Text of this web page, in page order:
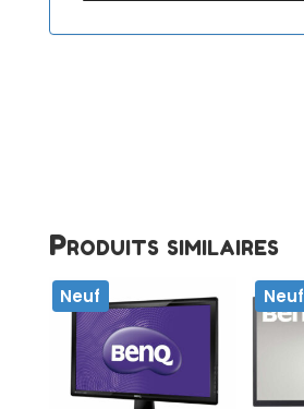
Produits similaires
Neuf Neuf